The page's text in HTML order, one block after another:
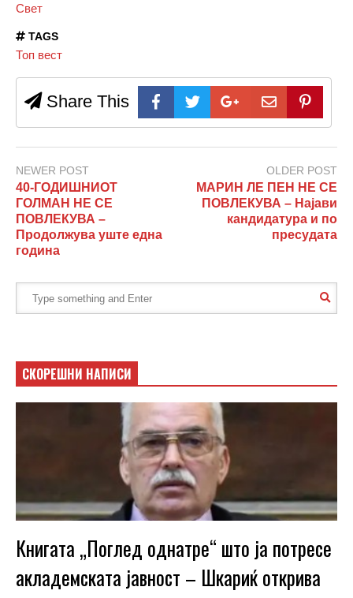
Свет
TAGS
Топ вест
Share This
NEWER POST
40-ГОДИШНИОТ
ГОЛМАН НЕ СЕ
ПОВЛЕКУВА –
Продолжува уште една
година
OLDER POST
МАРИН ЛЕ ПЕН НЕ СЕ
ПОВЛЕКУВА – Најави
кандидатура и по
пресудата
СКОРЕШНИ НАПИСИ
Книгата „Поглед однатре“ што ја потресе
акладемската јавност – Шкариќ открива